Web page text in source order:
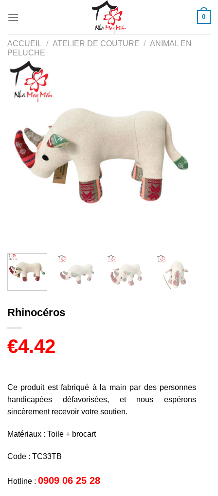
0
ACCUEIL / ATELIER DE COUTURE / ANIMAL EN
PELUCHE
Rhinocéros
€4.42
Ce produit est fabriqué à la main par des personnes
handicapées défavorisées, et nous espérons
sincèrement recevoir votre soutien.
Matériaux : Toile + brocart
Code : TC33TB
Hotline : 0909 06 25 28